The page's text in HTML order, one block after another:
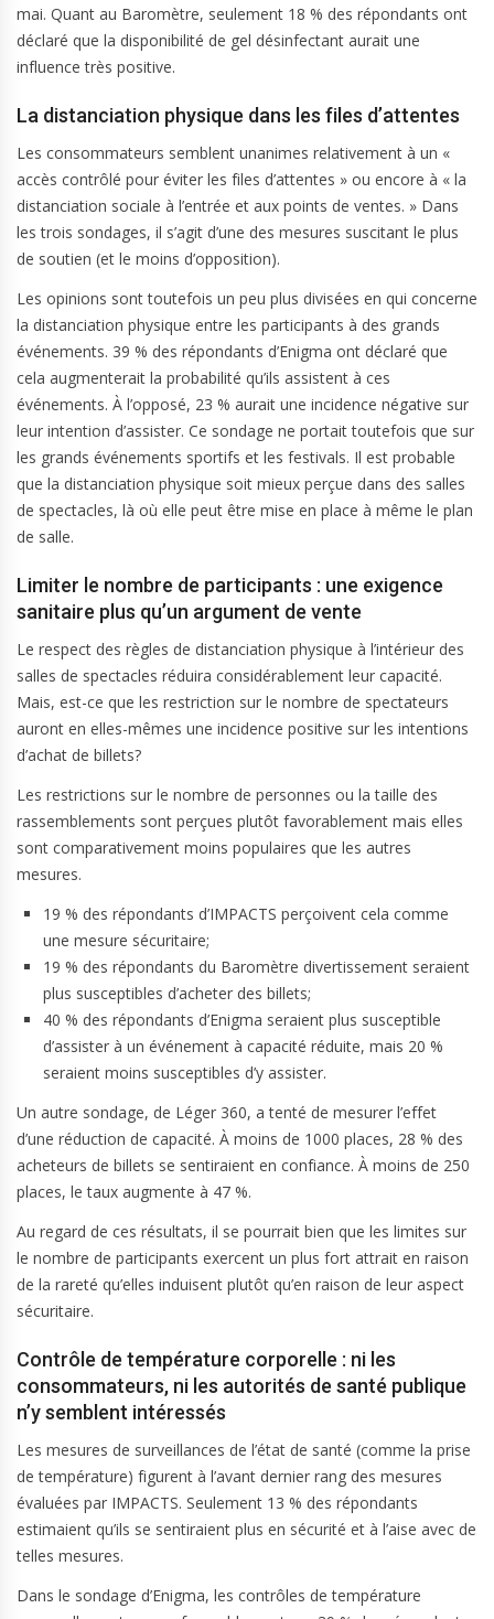
mai. Quant au Baromètre, seulement 18 % des répondants ont
déclaré que la disponibilité de gel désinfectant aurait une
influence très positive.
La distanciation physique dans les files d’attentes
Les consommateurs semblent unanimes relativement à un «
accès contrôlé pour éviter les files d’attentes » ou encore à « la
distanciation sociale à l’entrée et aux points de ventes. » Dans
les trois sondages, il s’agit d’une des mesures suscitant le plus
de soutien (et le moins d’opposition).
Les opinions sont toutefois un peu plus divisées en qui concerne
la distanciation physique entre les participants à des grands
événements. 39 % des répondants d’Enigma ont déclaré que
cela augmenterait la probabilité qu’ils assistent à ces
événements. À l’opposé, 23 % aurait une incidence négative sur
leur intention d’assister. Ce sondage ne portait toutefois que sur
les grands événements sportifs et les festivals. Il est probable
que la distanciation physique soit mieux perçue dans des salles
de spectacles, là où elle peut être mise en place à même le plan
de salle.
Limiter le nombre de participants : une exigence
sanitaire plus qu’un argument de vente
Le respect des règles de distanciation physique à l’intérieur des
salles de spectacles réduira considérablement leur capacité.
Mais, est-ce que les restriction sur le nombre de spectateurs
auront en elles-mêmes une incidence positive sur les intentions
d’achat de billets?
Les restrictions sur le nombre de personnes ou la taille des
rassemblements sont perçues plutôt favorablement mais elles
sont comparativement moins populaires que les autres
mesures.
19 % des répondants d’IMPACTS perçoivent cela comme
une mesure sécuritaire;
19 % des répondants du Baromètre divertissement seraient
plus susceptibles d’acheter des billets;
40 % des répondants d’Enigma seraient plus susceptible
d’assister à un événement à capacité réduite, mais 20 %
seraient moins susceptibles d’y assister.
Un autre sondage, de Léger 360, a tenté de mesurer l’effet
d’une réduction de capacité. À moins de 1000 places, 28 % des
acheteurs de billets se sentiraient en confiance. À moins de 250
places, le taux augmente à 47 %.
Au regard de ces résultats, il se pourrait bien que les limites sur
le nombre de participants exercent un plus fort attrait en raison
de la rareté qu’elles induisent plutôt qu’en raison de leur aspect
sécuritaire.
Contrôle de température corporelle : ni les
consommateurs, ni les autorités de santé publique
n’y semblent intéressés
Les mesures de surveillances de l’état de santé (comme la prise
de température) figurent à l’avant dernier rang des mesures
évaluées par IMPACTS. Seulement 13 % des répondants
estimaient qu’ils se sentiraient plus en sécurité et à l’aise avec de
telles mesures.
Dans le sondage d’Enigma, les contrôles de température